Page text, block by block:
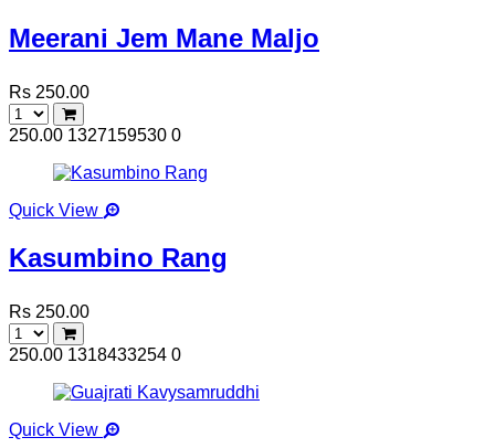
Meerani Jem Mane Maljo
Rs 250.00
250.00 1327159530 0
Quick View
Kasumbino Rang
Rs 250.00
250.00 1318433254 0
Quick View